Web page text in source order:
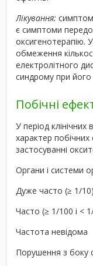
Лікування:
є симптоми
оксигенотерапію. У
обмеження
електролітного
синдрому при
Побічні
У період
характер побічних
застосуванні
Органи і системи
Дуже часто (≥ 1/10)
Часто (≥ 1/100 і <
Частота невідома
Порушення з боку